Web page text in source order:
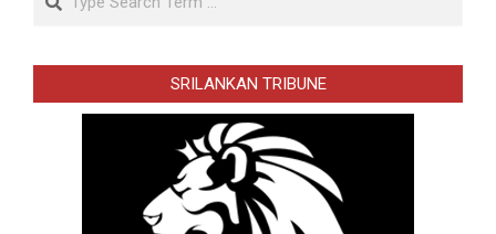
SRILANKAN TRIBUNE